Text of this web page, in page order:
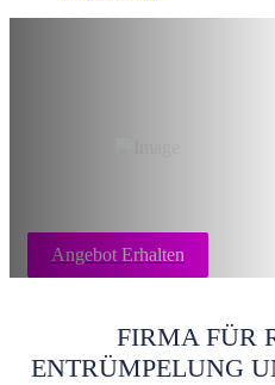
Angebot Erhalten
FIRMA FÜR
ENTRÜMPELUNG